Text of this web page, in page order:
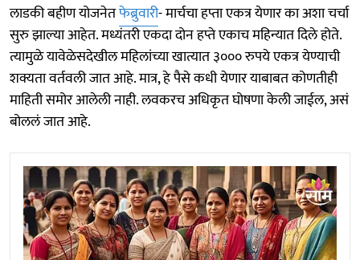
लाडकी बहीण योजनेतफेब्रुवारी- मार्चचा हप्ता एकत्र येणार का अशा चर्चा
सुरु झाल्या आहेत. मध्यंतरी एकदा दोन हप्ते एकाच महिन्यात दिले होते.
त्यामुळे यावेळेसदेखील महिलांच्या खात्यात ३००० रुपये एकत्र येण्याची
शक्यता वर्तवली जात आहे. मात्र, हे पैसे कधी येणार याबाबत कोणतीही
माहिती समोर आलेली नाही. लवकरच अधिकृत घोषणा केली जाईल, असं
बोललं जात आहे.